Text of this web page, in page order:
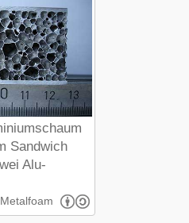
Sandwich
Alu-